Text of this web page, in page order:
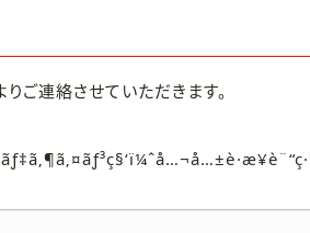
ご連絡させていただきます。